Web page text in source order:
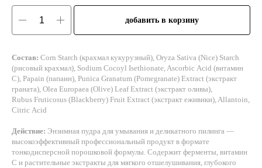
добавить в корзину
Состав: Corn Starch (крахмал кукурузный), Oryza Sativa (Nice) Starch
(рисовый крахмал), Sodium Cocoyl Isethionate, Ascorbic Acid (витамин
С), Papain (папаин), Punica Granatum (Pomegranate) Extract (экстракт
граната), Olea Europaea (Olive) Leaf Extract (экстракт оливы),
Rubus Fruticosus (Blackberry) Fruit Extract (экстракт еживики), Allantoin,
Citric Acid
Действие: Энзимная пудра для умывания и деликатного пилинга —
высокоэффективный профессиональный продукт в формате
тонкодисперсной порошковой формулы. Содержит ферменты, витамин
C и растительные экстракты для мягкого отшелушивания, глубокого